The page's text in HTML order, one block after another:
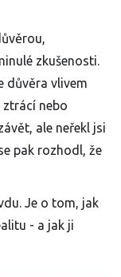
zkušenosti.
důvěra vlivem
nebo
ale neřekl jsi
pak rozhodl, že
Je o tom, jak
- a jak ji